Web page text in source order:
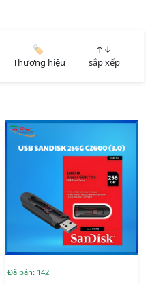
🏷️
Thương hiệu
↑↓
sắp xếp
Đã bán: 142